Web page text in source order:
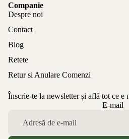
Companie
Despre noi
Contact
Blog
Retete
Retur si Anulare Comenzi
Înscrie-te la newsletter și află tot ce e
E-mail
Politica de confidențialitate